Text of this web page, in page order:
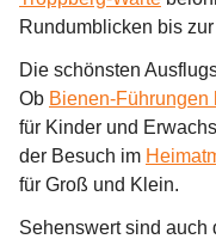
Rundumblicken bis
Die schönsten
Ob Bienen-Führungen
für Kinder und
der Besuch im
für Groß und Klein.
Sehenswert sind auch